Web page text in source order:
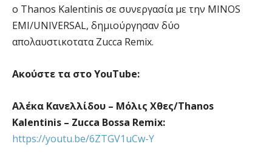
ο Thanos Kalentinis σε συνεργασία με την MINOS
EMI/UNIVERSAL, δημιούργησαν δύο
απολαυστικοτατα Zucca Remix.
Ακούστε τα στο YouTube:
Αλέκα Κανελλίδου – Μόλις Χθες/Thanos
Kalentinis – Zucca Bossa Remix:
https://youtu.be/6ZTGV1uCw-Y